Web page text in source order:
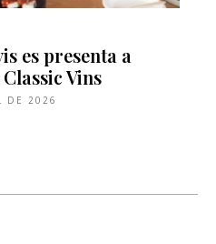
es presenta a
Vins
DE 2026